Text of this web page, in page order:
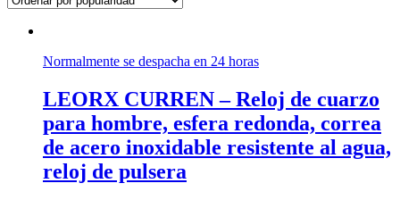
Normalmente se despacha en 24 horas
LEORX CURREN – Reloj de cuarzo
para hombre, esfera redonda, correa
de acero inoxidable resistente al agua,
reloj de pulsera